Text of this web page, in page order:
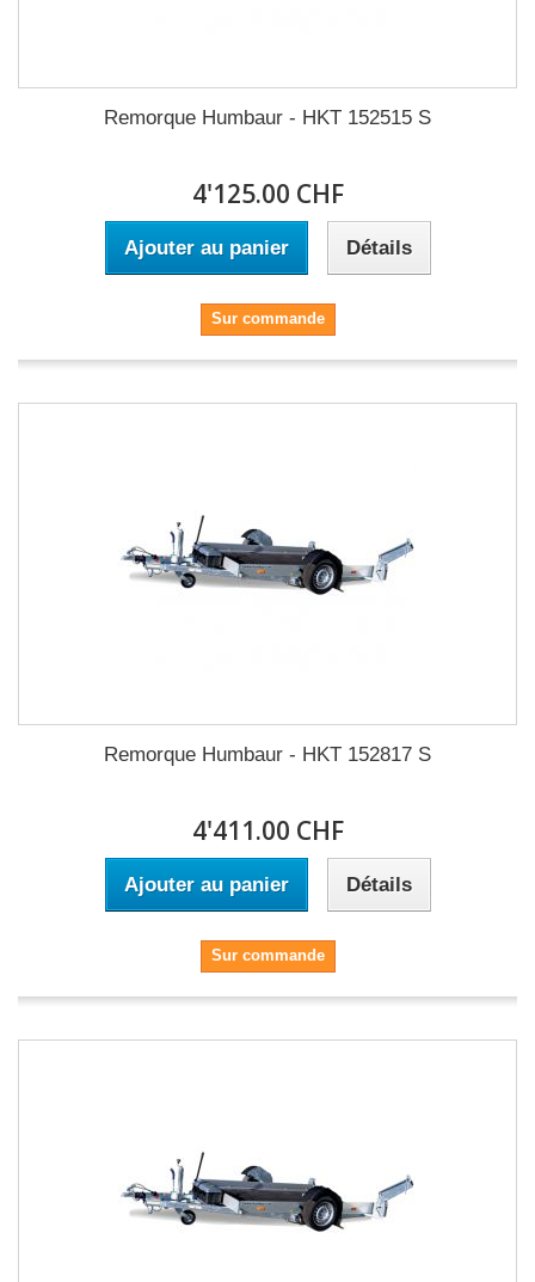
Remorque Humbaur - HKT 152515 S
4'125.00 CHF
Ajouter au panier Détails
Sur commande
Remorque Humbaur - HKT 152817 S
4'411.00 CHF
Ajouter au panier Détails
Sur commande